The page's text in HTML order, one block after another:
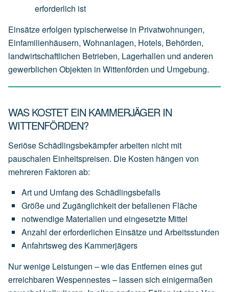
erforderlich ist
Einsätze erfolgen typischerweise in Privatwohnungen,
Einfamilienhäusern, Wohnanlagen, Hotels, Behörden,
landwirtschaftlichen Betrieben, Lagerhallen und anderen
gewerblichen Objekten in Wittenförden und Umgebung.
WAS KOSTET EIN KAMMERJÄGER IN
WITTENFÖRDEN?
Seriöse Schädlingsbekämpfer arbeiten nicht mit
pauschalen Einheitspreisen. Die Kosten hängen von
mehreren Faktoren ab:
Art und Umfang desSchädlingsbefalls
Größe und Zugänglichkeitderbefallenen Fläche
notwendige Materialien und eingesetzte Mittel
Anzahl dererforderlichen Einsätze und Arbeitsstunden
Anfahrtsweg des Kammerjägers
Nur wenige Leistungen – wie das Entfernen eines gut
erreichbaren Wespennestes – lassen sich einigermaßen